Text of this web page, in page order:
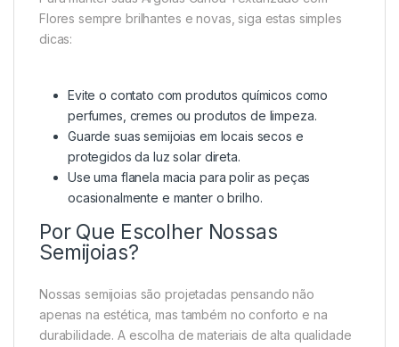
Flores sempre brilhantes e novas, siga estas simples
dicas:
Evite o contato com produtos químicos como
perfumes, cremes ou produtos de limpeza.
Guarde suas semijoias em locais secos e
protegidos da luz solar direta.
Use uma flanela macia para polir as peças
ocasionalmente e manter o brilho.
Por Que Escolher Nossas
Semijoias?
Nossas semijoias são projetadas pensando não
apenas na estética, mas também no conforto e na
durabilidade. A escolha de materiais de alta qualidade